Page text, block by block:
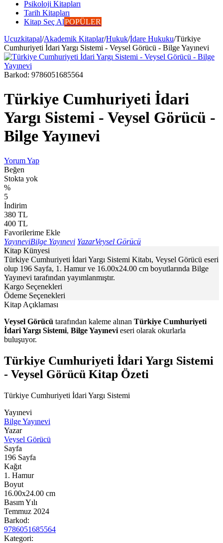
Psikoloji Kitapları
Tarih Kitapları
Kitap Seç AlPOPÜLER
Ucuzkitapal/Akademik Kitaplar/Hukuk/İdare Hukuku/Türkiye
Cumhuriyeti İdari Yargı Sistemi - Veysel Görücü - Bilge Yayınevi
Barkod: 9786051685564
Türkiye Cumhuriyeti İdari
Yargı Sistemi - Veysel Görücü -
Bilge Yayınevi
Yorum Yap
Beğen
Stokta yok
%
5
İndirim
380 TL
400 TL
Favorilerime Ekle
YayıneviBilge Yayınevi YazarVeysel Görücü
Kitap Künyesi
Türkiye Cumhuriyeti İdari Yargı Sistemi Kitabı, Veysel Görücü eseri
olup 196 Sayfa, 1. Hamur ve 16.00x24.00 cm boyutlarında Bilge
Yayınevi tarafından yayımlanmıştır.
Kargo Seçenekleri
Ödeme Seçenekleri
Kitap Açıklaması
Veysel Görücü tarafından kaleme alınan Türkiye Cumhuriyeti
İdari Yargı Sistemi, Bilge Yayınevi eseri olarak okurlarla
buluşuyor.
Türkiye Cumhuriyeti İdari Yargı Sistemi
- Veysel Görücü Kitap Özeti
Türkiye Cumhuriyeti İdari Yargı Sistemi
Yayınevi
Bilge Yayınevi
Yazar
Veysel Görücü
Sayfa
196 Sayfa
Kağıt
1. Hamur
Boyut
16.00x24.00 cm
Basım Yılı
Temmuz 2024
Barkod:
9786051685564
Kategori: